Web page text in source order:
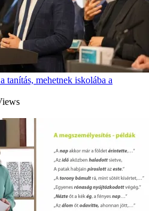
tanítás, mehetnek iskolába a